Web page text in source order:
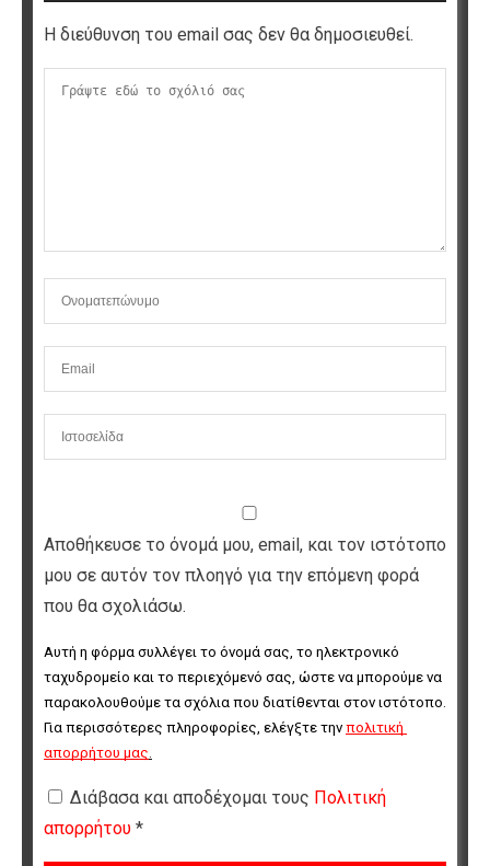
Η διεύθυνση του email σας δεν θα δημοσιευθεί.
Αποθήκευσε το όνομά μου, email, και τον ιστότοπο
μου σε αυτόν τον πλοηγό για την επόμενη φορά
που θα σχολιάσω.
Αυτή η φόρμα συλλέγει το όνομά σας, το ηλεκτρονικό
ταχυδρομείο και το περιεχόμενό σας, ώστε να μπορούμε να
παρακολουθούμε τα σχόλια που διατίθενται στον ιστότοπο.
Για περισσότερες πληροφορίες, ελέγξτε την πολιτική
απορρήτου μας
Διάβασα και αποδέχομαι τους Πολιτική
απορρήτου *